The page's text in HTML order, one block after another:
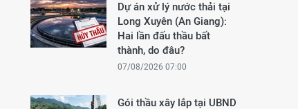
Dự án xử lý nước thải tại
Long Xuyên (An Giang):
Hai lần đấu thầu bất
thành, do đâu?
07/08/2026 07:00
Gói thầu xây lắp tại UBND